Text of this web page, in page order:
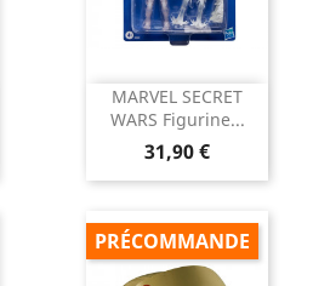
MARVEL SECRET
WARS Figurine...
Prix
31,90 €
PRÉCOMMANDE